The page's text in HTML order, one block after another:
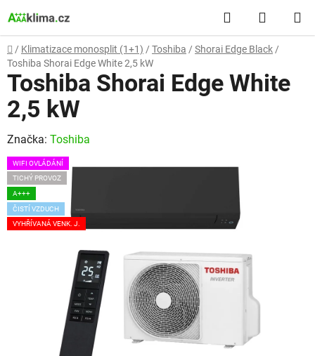
na
obsah
Hledat
KOŠÍK
Domů
/ Klimatizace monosplit (1+1) / Toshiba / Shorai Edge Black /
Toshiba Shorai Edge White 2,5 kW
Toshiba Shorai Edge White
2,5 kW
Značka: Toshiba
WIFI OVLÁDÁNÍ
TICHÝ PROVOZ
A+++
ČISTÍ VZDUCH
VYHŘÍVANÁ VENK. J.